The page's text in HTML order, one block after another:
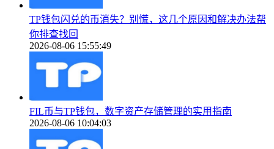
TP钱包闪兑的币消失？别慌，这几个原因和解决办法帮
你排查找回
2026-08-06 15:55:49
FIL币与TP钱包，数字资产存储管理的实用指南
2026-08-06 10:04:03